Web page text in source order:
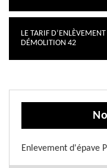
LE TARIF D’ENLÈVEMENT
DÉMOLITION 42
Enlevement d'épave